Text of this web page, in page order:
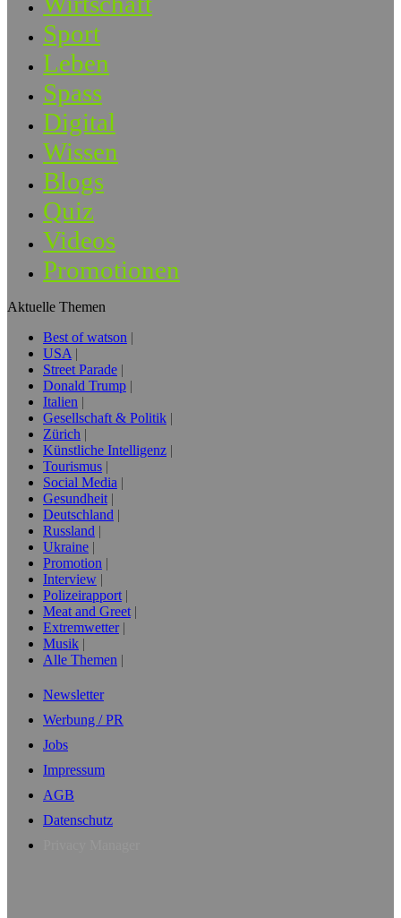
Sport
Leben
Spass
Digital
Wissen
Blogs
Quiz
Videos
Promotionen
Aktuelle Themen
Best of watson
USA
Street Parade
Donald Trump
Italien
Gesellschaft & Politik
Zürich
Künstliche Intelligenz
Tourismus
Social Media
Gesundheit
Deutschland
Russland
Ukraine
Promotion
Interview
Polizeirapport
Meat and Greet
Extremwetter
Musik
Alle Themen
Newsletter
Werbung / PR
Jobs
Impressum
AGB
Datenschutz